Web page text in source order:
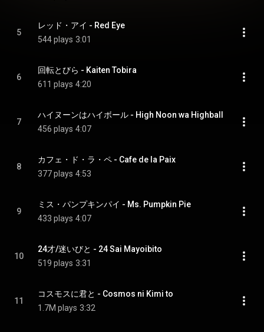
5
レッド・アイ - Red Eye
544 plays 3:01
6
回転とびら - Kaiten Tobira
611 plays 4:20
7
ハイヌーンはハイボール - High Noon wa Highball
456 plays 4:07
8
カフェ・ド・ラ・ペ - Cafe de la Paix
377 plays 4:53
9
ミス・パンプキンパイ - Ms. Pumpkin Pie
433 plays 4:07
10
24才/迷いびと - 24 Sai Mayoibito
519 plays 3:31
11
コスモスに君と - Cosmos ni Kimi to
1.7M plays 3:32